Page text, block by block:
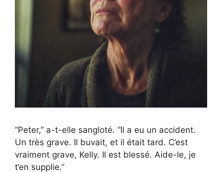
“Peter,” a-t-elle sangloté. “Il a eu un accident.
Un très grave. Il buvait, et il était tard. C’est
vraiment grave, Kelly. Il est blessé. Aide-le, je
t’en supplie.”